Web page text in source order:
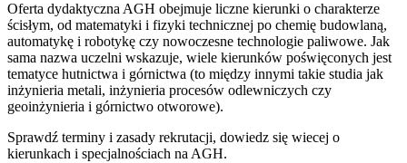
Oferta dydaktyczna AGH obejmuje liczne kierunki o charakterze
ścisłym, od matematyki i fizyki technicznej po chemię budowlaną,
automatykę i robotykę czy nowoczesne technologie paliwowe. Jak
sama nazwa uczelni wskazuje, wiele kierunków poświęconych jest
tematyce hutnictwa i górnictwa (to między innymi takie studia jak
inżynieria metali, inżynieria procesów odlewniczych czy
geoinżynieria i górnictwo otworowe).
Sprawdź terminy i zasady rekrutacji, dowiedz się wiecej o
kierunkach i specjalnościach na AGH.